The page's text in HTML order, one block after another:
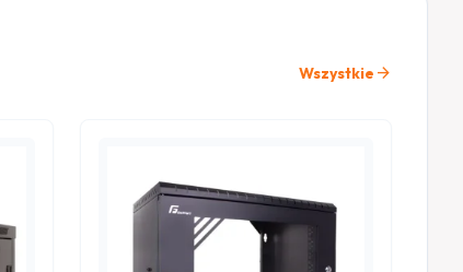
Wszystkie arrow_forward